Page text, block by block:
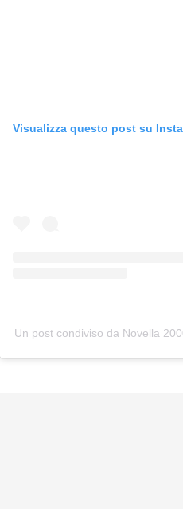
Visualizza questo post su
Un post condiviso da Novella